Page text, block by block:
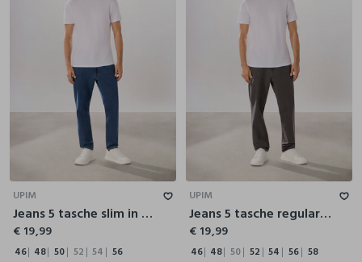
52 54
56
UPIM
Jeans 5 tasche slim in denim di cotone uomo
€ 19,99
46 48 50 52 54 56
52 54 56 58
UPIM
Jeans 5 tasche regular in denim di cotone uomo
€ 19,99
46 48 50 52 54 56 58